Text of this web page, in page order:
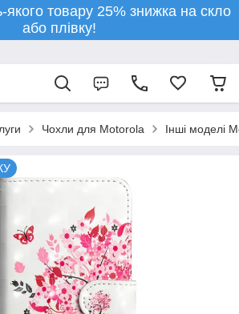
якого товару 25% знижка на скло
або плівку!
Чохли для Motorola Інші моделі